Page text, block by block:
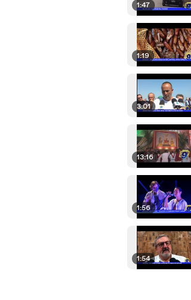
1:47
1:19
3:01
13:16
1:56
1:54